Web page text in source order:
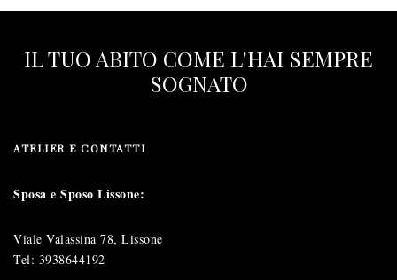
IL TUO ABITO COME L'HAI SEMPRE
SOGNATO
ATELIER E CONTATTI
Sposa e Sposo Lissone:
Viale Valassina 78, Lissone
Tel: 3938644192